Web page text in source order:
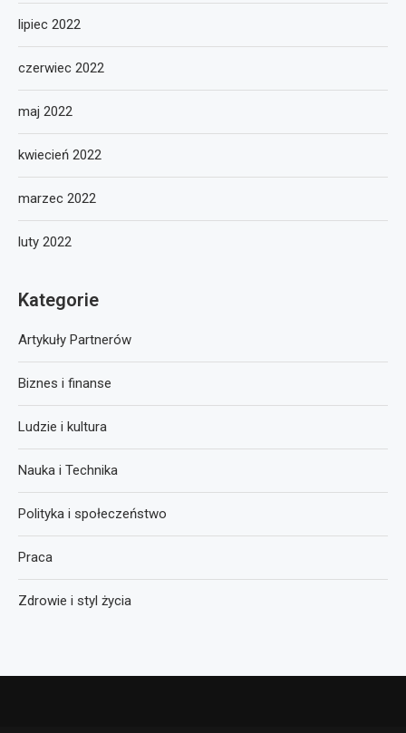
lipiec 2022
czerwiec 2022
maj 2022
kwiecień 2022
marzec 2022
luty 2022
Kategorie
Artykuły Partnerów
Biznes i finanse
Ludzie i kultura
Nauka i Technika
Polityka i społeczeństwo
Praca
Zdrowie i styl życia